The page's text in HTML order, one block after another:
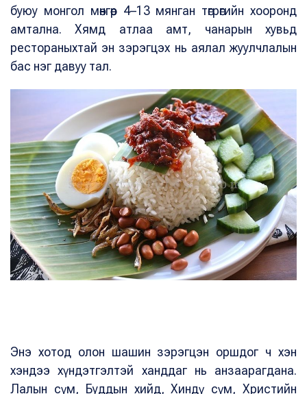
буюу монгол мөнгөөр 4–13 мянган төгрөгийн хооронд
амтална. Хямд атлаа амт, чанарын хувьд
рестораныхтай эн зэрэгцэх нь аялал жуулчлалын
бас нэг давуу тал.
Энэ хотод олон шашин зэрэгцэн оршдог ч хэн
хэндээ хүндэтгэлтэй ханддаг нь анзаарагдана.
Лалын сүм, Буддын хийд, Хиндү сүм, Христийн